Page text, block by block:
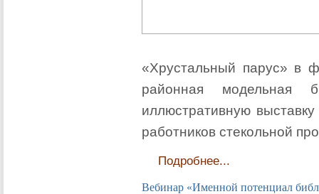
«Хрустальный парус» в
районная модельная
иллюстративную
работников стекольной
Подробнее...
Вебинар «Именной потенциал